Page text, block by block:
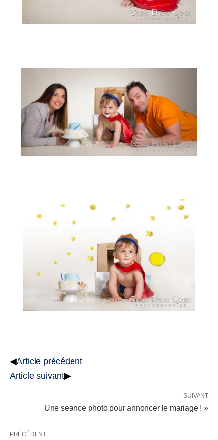
◀Article précédent
Article suivant▶
SUIVANT
Une seance photo pour annoncer le mariage ! »
PRÉCÉDENT